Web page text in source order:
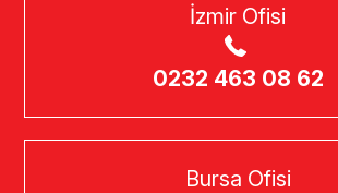
İzmir Ofisi
0232 463 08 62
Bursa Ofisi